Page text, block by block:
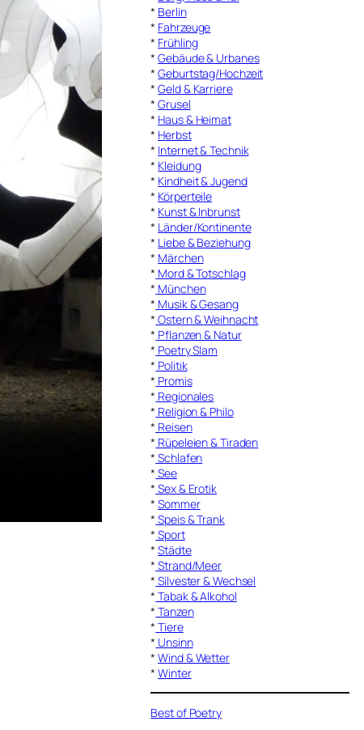
* Berlin
* Fahrzeuge
* Frühling
*Gebäude & Urbanes
*Geburtstag/Hochzeit
*Geld & Karriere
*Grusel
* Haus & Heimat
* Herbst
* Internet & Technik
* Kleidung
* Kindheit & Jugend
* Körperteile
* Kunst & Inbrunst
* Länder/Kontinente
* Liebe & Beziehung
* Märchen
* Mord & Totschlag
* München
* Musik & Gesang
* Ostern & Weihnacht
* Pflanzen & Natur
* Poetry Slam
* Politik
* Promis
* Regionales
* Religion & Philo
* Reisen
* Rüpeleien & Tiraden
* Schlafen
* See
* Sex & Erotik
*Sommer
* Speis & Trank
* Sport
*Städte
* Strand/Meer
* Silvester & Wechsel
* Tabak & Alkohol
* Tanzen
* Tiere
* Unsinn
*Wind & Wetter
*Winter
Best of Poetry